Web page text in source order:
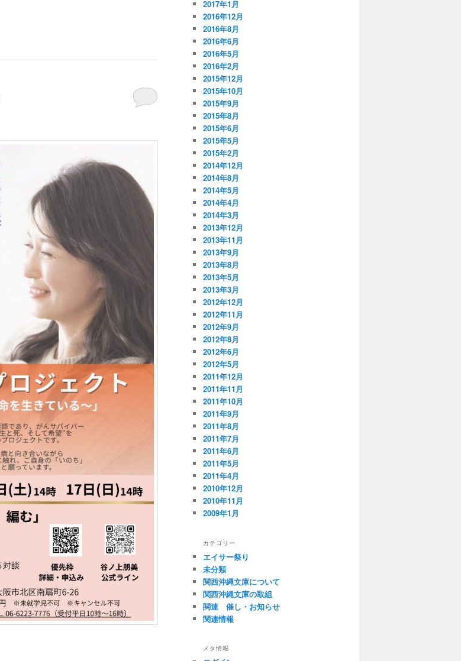
2017年1月
2016年12月
2016年8月
2016年6月
2016年5月
2016年2月
2015年12月
2015年10月
2015年9月
2015年8月
2015年6月
2015年5月
2015年2月
2014年12月
2014年8月
2014年5月
2014年4月
2014年3月
2013年12月
2013年11月
2013年9月
2013年8月
2013年5月
2013年3月
2012年12月
2012年11月
2012年9月
2012年8月
2012年6月
2012年5月
2011年12月
2011年11月
2011年10月
2011年9月
2011年8月
2011年7月
2011年6月
2011年5月
2011年4月
2010年12月
2010年11月
2009年1月
カテゴリー
エイサー祭り
未分類
関西沖縄文庫について
関西沖縄文庫の取組
関連 催し・お知らせ
関連情報
メタ情報